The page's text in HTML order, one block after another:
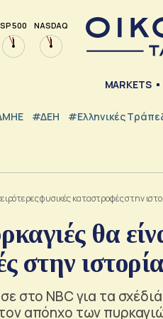
SP 500 NASDAQ
MARKETS
#ΔΕΗ #ελληνικές
φυσικές καταστροφές στην
θα
στην
στο NBC για τα
απόηχο των